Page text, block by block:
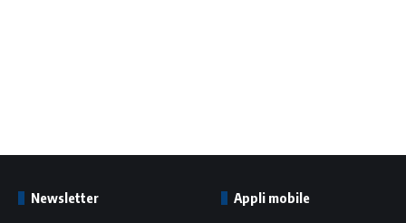
Newsletter Appli mobile